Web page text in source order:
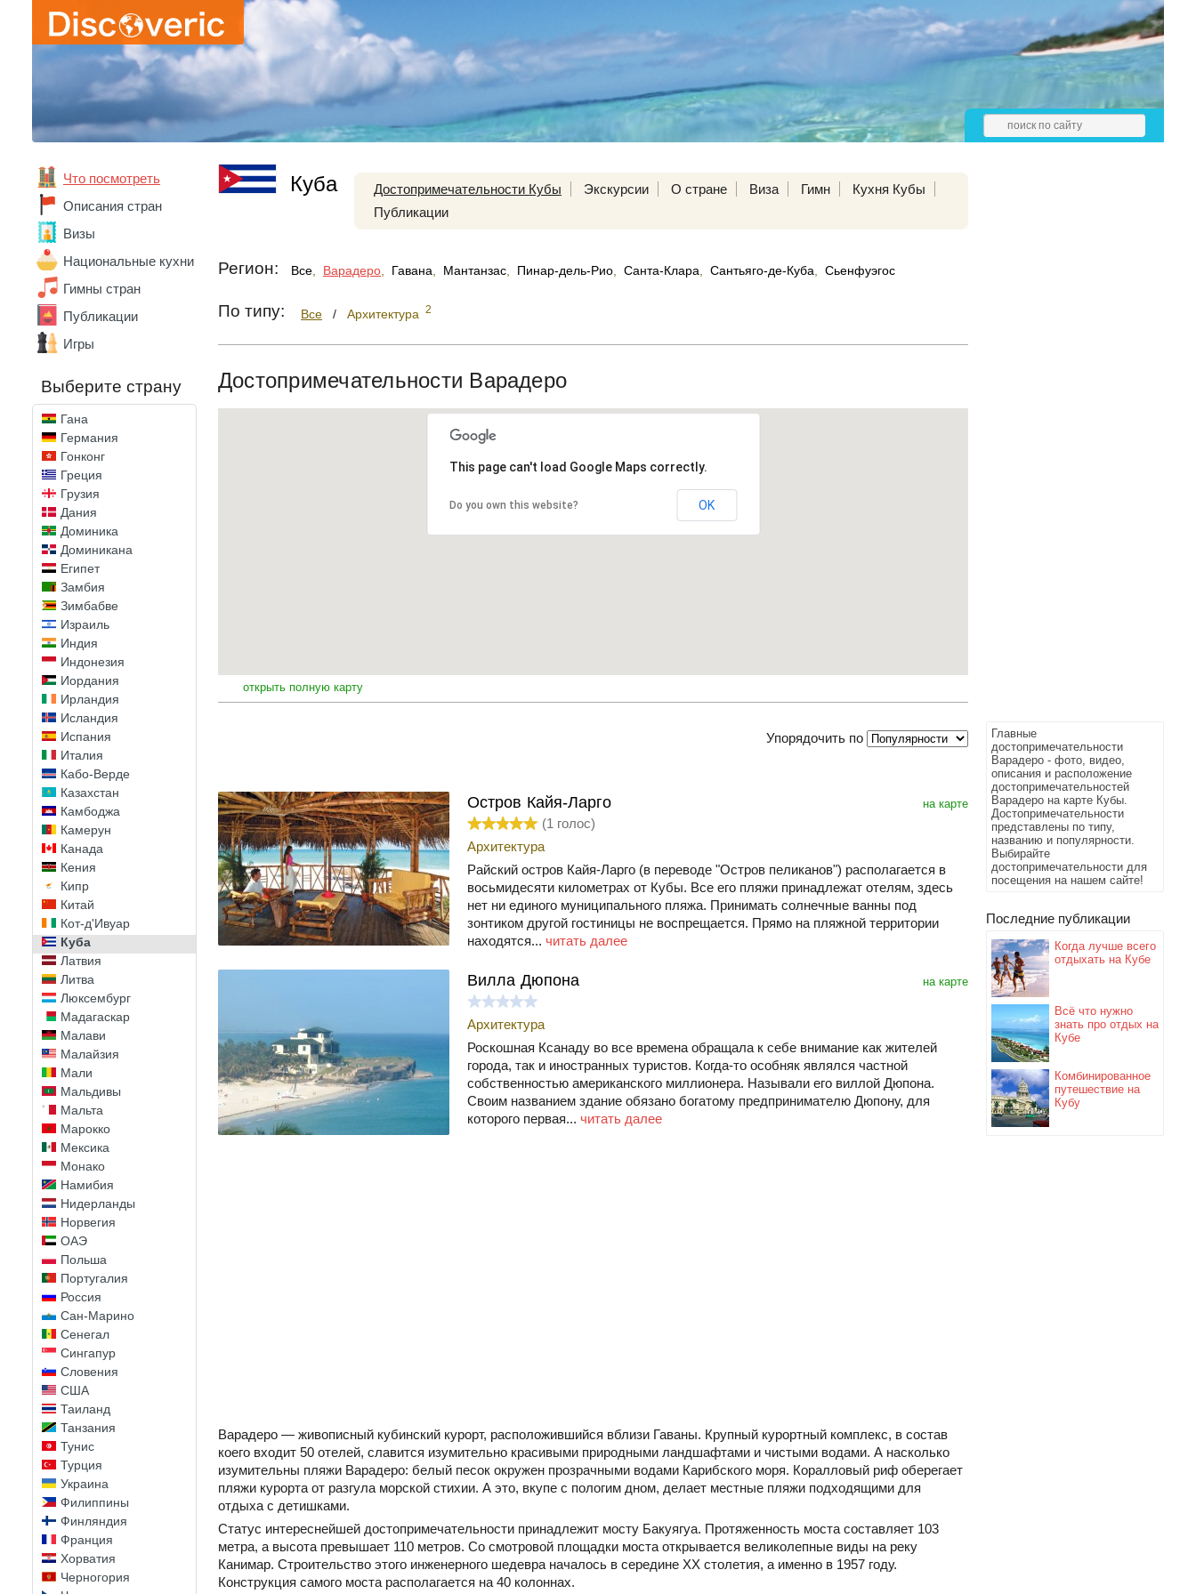
Что посмотреть
Описания стран
Визы
Национальные кухни
Гимны стран
Публикации
Игры
Выберите страну
Абхазия
Австралия
Австрия
Азербайджан
Алжир
Ангола
Андорра
Армения
Бельгия
Бенин
Боливия
Бразилия
Великобритания
Венгрия
Вьетнам
Габон
Гана
Германия
Гонконг
Греция
Грузия
Дания
Доминика
Доминикана
Египет
Замбия
Зимбабве
Израиль
Индия
Индонезия
Иордания
Ирландия
Исландия
Испания
Италия
Кабо-Верде
Казахстан
Камбоджа
Камерун
Канада
Кения
Кипр
Китай
Кот-д'Ивуар
Куба
Латвия
Литва
Люксембург
Мадагаскар
Малави
Малайзия
Мали
Мальдивы
Мальта
Марокко
Мексика
Монако
Намибия
Нидерланды
Норвегия
ОАЭ
Польша
Португалия
Россия
Сан-Марино
Сенегал
Сингапур
Словения
США
Таиланд
Танзания
Тунис
Турция
Украина
Филиппины
Финляндия
Франция
Хорватия
Черногория
Главные
достопримечательности
Варадеро - фото, видео,
описания и расположение
достопримечательностей
Варадеро на карте Кубы.
Достопримечательности
представлены по типу,
названию и популярности.
Выбирайте
достопримечательности для
посещения на нашем сайте!
Последние публикации
Когда лучше всего
отдыхать на Кубе
Всё что нужно
знать про отдых на
Кубе
Комбинированное
путешествие на
Кубу
Куба Достопримечательности Кубы Экскурсии О стране Виза Гимн
Кухня Кубы
Публикации
Регион: Все Варадеро Гавана Мантанзас Пинар-дель-Рио Санта-Клара Сантьяго-де-Куба Сьенфуэгос
По типу: Все / Архитектура 2
Достопримечательности Варадеро
This page can't load Google Maps correctly.
Do you own this website? OK
открыть полную карту
Упорядочить по
на карте
Остров Кайя-Ларго
(1 голос)
Архитектура
Райский остров Кайя-Ларго (в переводе "Остров пеликанов") располагается в
восьмидесяти километрах от Кубы. Все его пляжи принадлежат отелям, здесь
нет ни единого муниципального пляжа. Принимать солнечные ванны под
зонтиком другой гостиницы не воспрещается. Прямо на пляжной территории
находятся... читать далее
на карте
Вилла Дюпона
Архитектура
Роскошная Ксанаду во все времена обращала к себе внимание как жителей
города, так и иностранных туристов. Когда-то особняк являлся частной
собственностью американского миллионера. Называли его виллой Дюпона.
Своим названием здание обязано богатому предпринимателю Дюпону, для
которого первая... читать далее
Варадеро — живописный кубинский курорт, расположившийся вблизи Гаваны. Крупный курортный комплекс, в состав
коего входит 50 отелей, славится изумительно красивыми природными ландшафтами и чистыми водами. А насколько
изумительны пляжи Варадеро: белый песок окружен прозрачными водами Карибского моря. Коралловый риф оберегает
пляжи курорта от разгула морской стихии. А это, вкупе с пологим дном, делает местные пляжи подходящими для
отдыха с детишками.
Статус интереснейшей достопримечательности принадлежит мосту Бакуягуа. Протяженность моста составляет 103
метра, а высота превышает 110 метров. Со смотровой площадки моста открывается великолепные виды на реку
Канимар. Строительство этого инженерного шедевра началось в середине ХХ столетия, а именно в 1957 году.
Конструкция самого моста располагается на 40 колоннах.